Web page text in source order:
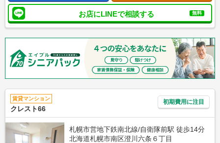
お店にLINEで相談する 無料
賃貸マンション
クレスト66
初期費用に注目
札幌市営地下鉄南北線/自衛隊前駅 徒歩14分
北海道札幌市南区澄川六条６丁目